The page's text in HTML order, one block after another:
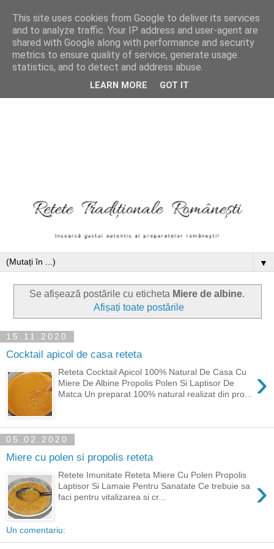
▼
Se afișează postările cu eticheta Miere de albine.
Afișați toate postările
15.11.2020
Cocktail apicol de casa reteta
›
Reteta Cocktail Apicol 100% Natural De Casa Cu
Miere De Albine Propolis Polen Si Laptisor De
Matca Un preparat 100% natural realizat din pro...
05.02.2020
Miere cu polen si propolis reteta
›
Retete Imunitate Reteta Miere Cu Polen Propolis
Laptisor Si Lamaie Pentru Sanatate Ce trebuie sa
faci pentru vitalizarea si cr...
Un comentariu:
This site uses cookies from Google to deliver its services
and to analyze traffic. Your IP address and user-agent are
shared with Google along with performance and security
metrics to ensure quality of service, generate usage
statistics, and to detect and address abuse.
LEARN MORE GOT IT